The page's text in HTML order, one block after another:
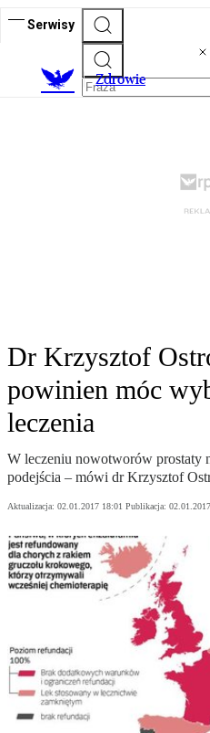
Serwisy
Zdrowie
Dr Krzysztof
powinien móc
leczenia
W leczeniu nowotworów prostaty
podejścia – mówi dr Krzysztof
Aktualizacja: 02.01.2017 18:01 Publikacja: